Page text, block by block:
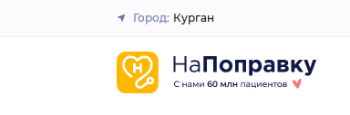
Закрыть
Город: Курган